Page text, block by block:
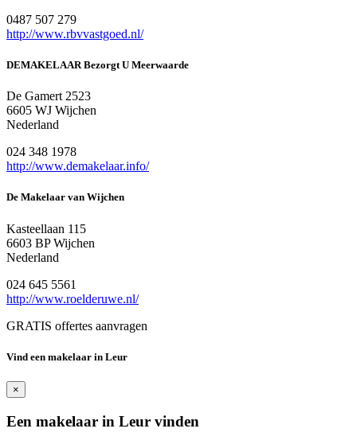
0487 507 279
http://www.rbvvastgoed.nl/
DEMAKELAAR Bezorgt U Meerwaarde
De Gamert 2523
6605 WJ Wijchen
Nederland
024 348 1978
http://www.demakelaar.info/
De Makelaar van Wijchen
Kasteellaan 115
6603 BP Wijchen
Nederland
024 645 5561
http://www.roelderuwe.nl/
GRATIS offertes aanvragen
Vind een makelaar in Leur
×
Een makelaar in Leur vinden